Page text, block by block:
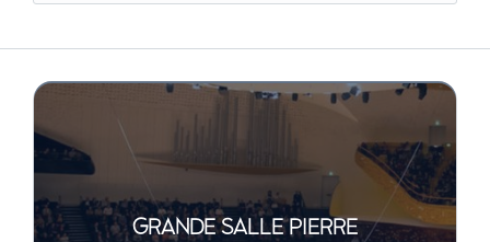
GRANDE SALLE PIERRE